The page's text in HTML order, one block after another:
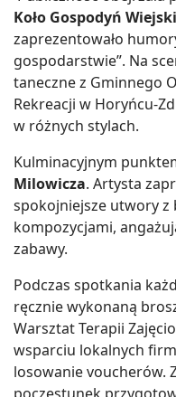
Koło Gospodyń
zaprezentowało
gospodarstwie”. Na
taneczne z Gminnego
Rekreacji w Horyńcu-
w różnych stylach.
Kulminacyjnym
Milowicza. Artysta
spokojniejsze utwory z
kompozycjami,
zabawy.
Podczas spotkania
ręcznie wykonaną
Warsztat Terapii
wsparciu lokalnych
losowanie voucherów.